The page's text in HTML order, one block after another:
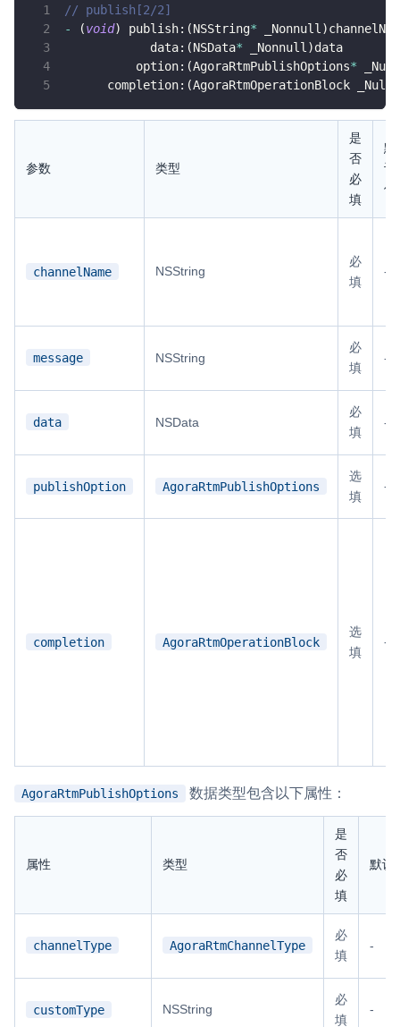
// publish[2/2]
-
(void) publish: (NSString* _Nonnull )
            data
: (NSData* _Nonnull )data
          option
: (AgoraRtmPublishOptions*
      completion
: (AgoraRtmOperationBlock
参数 类型
是
否
必
填
默
认
值
channelName NSString
必
填
-
message NSString
必
填
-
data NSData
必
填
-
publishOption AgoraRtmPublishOptions
选
填
-
completion AgoraRtmOperationBlock
选
填
-
AgoraRtmPublishOptions 数据类型包含以下属性：
属性 类型
是
否
必
填
默认
channelType AgoraRtmChannelType
必
填
-
customType NSString
必
填
-